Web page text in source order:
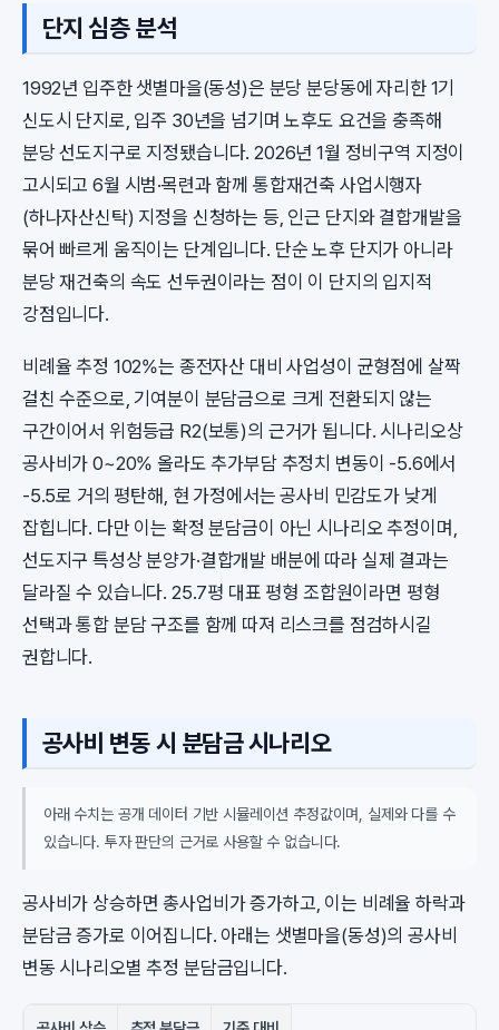
단지 심층 분석
1992년 입주한 샛별마을(동성)은 분당 분당동에 자리한 1기
신도시 단지로, 입주 30년을 넘기며 노후도 요건을 충족해
분당 선도지구로 지정됐습니다. 2026년 1월 정비구역 지정이
고시되고 6월 시범·목련과 함께 통합재건축 사업시행자
(하나자산신탁) 지정을 신청하는 등, 인근 단지와 결합개발을
묶어 빠르게 움직이는 단계입니다. 단순 노후 단지가 아니라
분당 재건축의 속도 선두권이라는 점이 이 단지의 입지적
강점입니다.
비례율 추정 102%는 종전자산 대비 사업성이 균형점에 살짝
걸친 수준으로, 기여분이 분담금으로 크게 전환되지 않는
구간이어서 위험등급 R2(보통)의 근거가 됩니다. 시나리오상
공사비가 0~20% 올라도 추가부담 추정치 변동이 -5.6에서
-5.5로 거의 평탄해, 현 가정에서는 공사비 민감도가 낮게
잡힙니다. 다만 이는 확정 분담금이 아닌 시나리오 추정이며,
선도지구 특성상 분양가·결합개발 배분에 따라 실제 결과는
달라질 수 있습니다. 25.7평 대표 평형 조합원이라면 평형
선택과 통합 분담 구조를 함께 따져 리스크를 점검하시길
권합니다.
공사비 변동 시 분담금 시나리오
아래 수치는 공개 데이터 기반 시뮬레이션 추정값이며, 실제와 다를 수
있습니다. 투자 판단의 근거로 사용할 수 없습니다.
공사비가 상승하면 총사업비가 증가하고, 이는 비례율 하락과
분담금 증가로 이어집니다. 아래는 샛별마을(동성)의 공사비
변동 시나리오별 추정 분담금입니다.